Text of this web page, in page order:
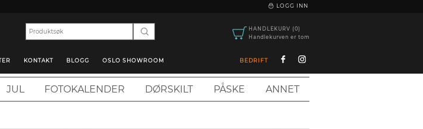
LOGG INN
HANDLEKURV (0)
Handlekurven er tom
KONTAKT BLOGG OSLO SHOWROOM BEDRIFT
JUL FOTOKALENDER DØRSKILT PÅSKE ANNET